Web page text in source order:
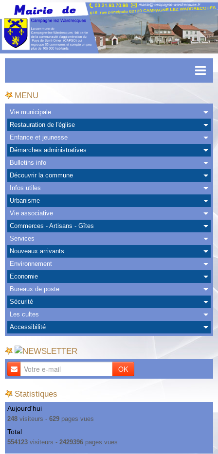
Accueil
Actualités
Facebook
CAPSO
Urbanisme
Transports
Agenda
Albums
Nous Contacter
MENU
Vie municipale
Restauration de l'église
Enfance et jeunesse
Démarches administratives
Bulletins info
Découvrir la commune
Infos utiles
Urbanisme
Vie associative
Commerces - Artisans - Gîtes
Services
Nouveaux arrivants
Environnement
Economie
Bureaux de poste
Sécurité
Les cultes
Accessibilité
OK
Statistiques
Aujourd'hui
248 visiteurs - 629 pages vues
Total
554123 visiteurs - 2429396 pages vues